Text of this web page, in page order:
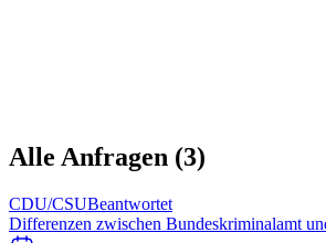
Alle Anfragen (3)
CDU/CSUBeantwortet
Differenzen zwischen Bundeskriminalamt